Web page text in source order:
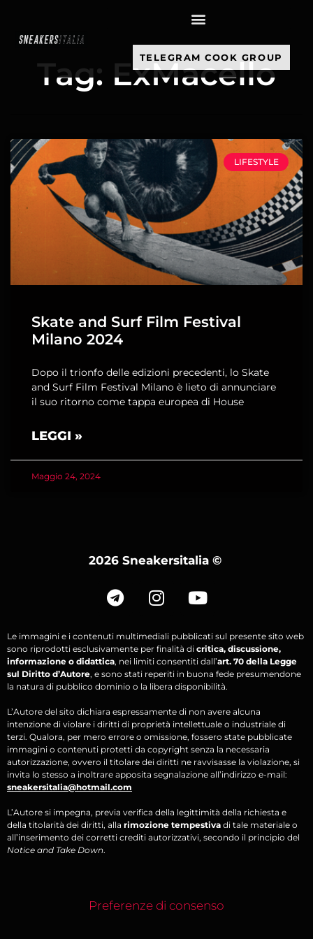
TELEGRAM COOK GROUP
Tag: ExMacello
LIFESTYLE
Skate and Surf Film Festival
Milano 2024
Dopo il trionfo delle edizioni precedenti, lo Skate
and Surf Film Festival Milano è lieto di annunciare
il suo ritorno come tappa europea di House
LEGGI »
Maggio 24, 2024
2026 Sneakersitalia ©
Le immagini e i contenuti multimediali pubblicati sul presente sito web
sono riprodotti esclusivamente per finalità di critica, discussione,
informazione o didattica, nei limiti consentiti dall’art. 70 della Legge
sul Diritto d’Autore, e sono stati reperiti in buona fede presumendone
la natura di pubblico dominio o la libera disponibilità.
L’Autore del sito dichiara espressamente di non avere alcuna
intenzione di violare i diritti di proprietà intellettuale o industriale di
terzi. Qualora, per mero errore o omissione, fossero state pubblicate
immagini o contenuti protetti da copyright senza la necessaria
autorizzazione, ovvero il titolare dei diritti ne ravvisasse la violazione, si
invita lo stesso a inoltrare apposita segnalazione all’indirizzo e-mail:
sneakersitalia@hotmail.com
L’Autore si impegna, previa verifica della legittimità della richiesta e
della titolarità dei diritti, alla rimozione tempestiva di tale materiale o
all’inserimento dei corretti crediti autorizzativi, secondo il principio del
Notice and Take Down.
Preferenze di consenso